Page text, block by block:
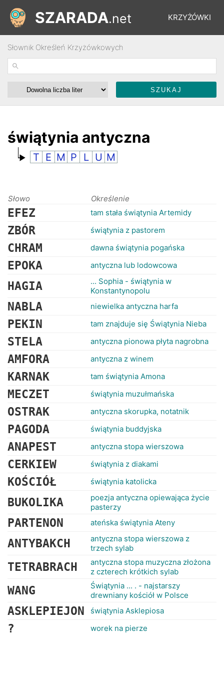
KRZYŻÓWKI
ŁAMIGŁÓWKI
SZARADA.net
Słownik Określeń Krzyżówkowych
świątynia antyczna
T E M P L U M
Słowo Określenie
EFEZ tam stała świątynia Artemidy
ZBÓR świątynia z pastorem
CHRAM dawna świątynia pogańska
EPOKA antyczna lub lodowcowa
HAGIA
... Sophia - świątynia w
Konstantynopolu
NABLA niewielka antyczna harfa
PEKIN tam znajduje się Świątynia Nieba
STELA antyczna pionowa płyta nagrobna
AMFORA antyczna z winem
KARNAK tam świątynia Amona
MECZET świątynia muzułmańska
OSTRAK antyczna skorupka, notatnik
PAGODA świątynia buddyjska
ANAPEST antyczna stopa wierszowa
CERKIEW świątynia z diakami
KOŚCIÓŁ świątynia katolicka
BUKOLIKA
poezja antyczna opiewająca życie
pasterzy
PARTENON ateńska świątynia Ateny
ANTYBAKCH
antyczna stopa wierszowa z
trzech sylab
TETRABRACH
antyczna stopa muzyczna złożona
z czterech krótkich sylab
WANG
Świątynia ... . - najstarszy
drewniany kościół w Polsce
ASKLEPIEJON świątynia Asklepiosa
? worek na pierze